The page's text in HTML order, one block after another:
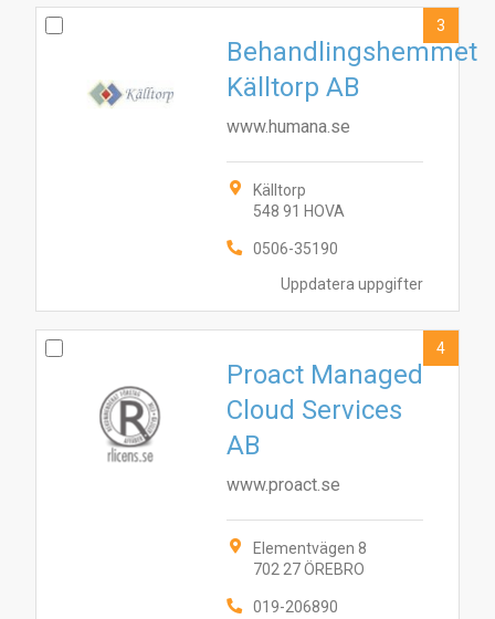
Uppdatera uppgifter
Behandlingshemmet
Källtorp AB
www.humana.se
Källtorp
548 91 HOVA
0506-35190
3
Proact Managed
Cloud Services
AB
www.proact.se
Elementvägen 8
702 27 ÖREBRO
019-206890
4